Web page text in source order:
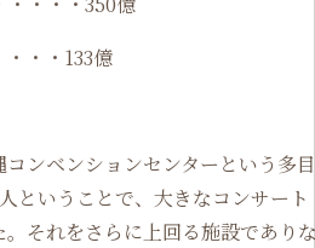
・・133億
ンベンションセンターという多
ということで、大きなコンサート
それをさらに上回る施設であり